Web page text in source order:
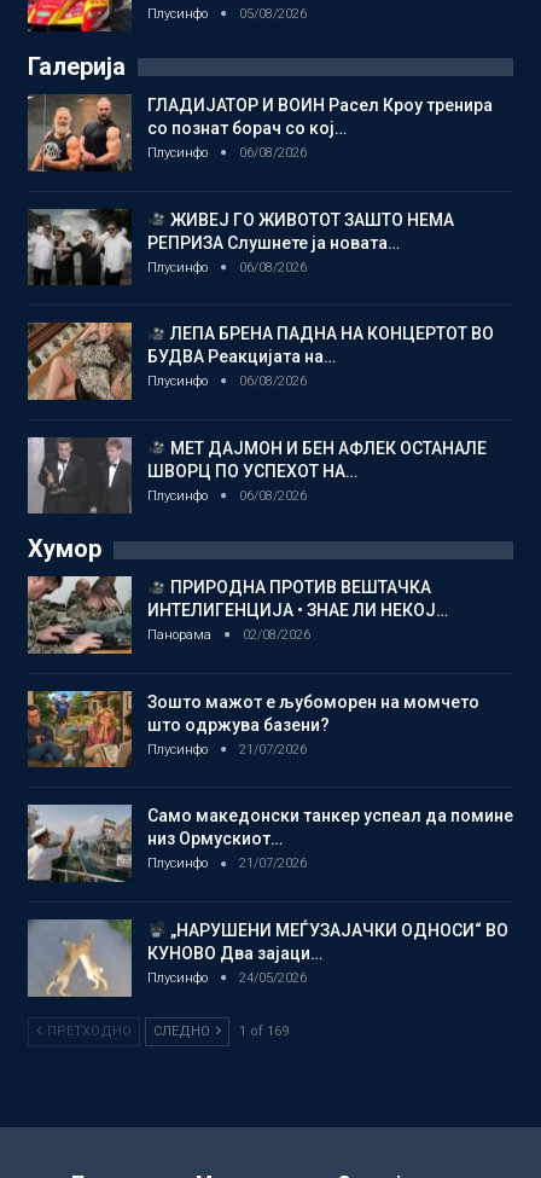
Плусинфо 05/08/2026
Галерија
ГЛАДИЈАТОР И ВОИН Расел Кроу тренира
со познат борач со кој…
Плусинфо 06/08/2026
ЖИВЕЈ ГО ЖИВОТОТ ЗАШТО НЕМА
РЕПРИЗА Слушнете ја новата…
Плусинфо 06/08/2026
ЛЕПА БРЕНА ПАДНА НА КОНЦЕРТОТ ВО
БУДВА Реакцијата на…
Плусинфо 06/08/2026
МЕТ ДАЈМОН И БЕН АФЛЕК ОСТАНАЛЕ
ШВОРЦ ПО УСПЕХОТ НА…
Плусинфо 06/08/2026
Хумор
ПРИРОДНА ПРОТИВ ВЕШТАЧКА
ИНТЕЛИГЕНЦИЈА • ЗНАЕ ЛИ НЕКОЈ…
Панорама 02/08/2026
Зошто мажот е љубоморен на момчето
што одржува базени?
Плусинфо 21/07/2026
Само македонски танкер успеал да помине
низ Ормускиот…
Плусинфо 21/07/2026
„НАРУШЕНИ МЕЃУЗАЈАЧКИ ОДНОСИ“ ВО
КУНОВО Два зајаци…
Плусинфо 24/05/2026
ПРЕТХОДНО СЛЕДНО 1 of 169